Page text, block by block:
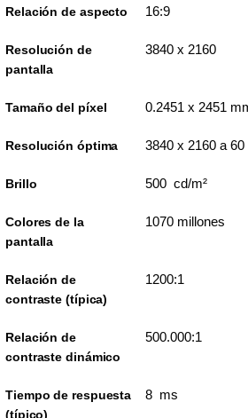
Relación de aspecto 16:9
Resolución de
pantalla
3840 x 2160
Tamaño del píxel 0.2451 x 2451
Resolución óptima 3840 x 2160 a 60
Brillo 500 cd/m²
Colores de la
pantalla
1070 millones
Relación de
contraste (típica)
1200:1
Relación de
contraste dinámico
500.000:1
Tiempo de respuesta
(típico)
8 ms